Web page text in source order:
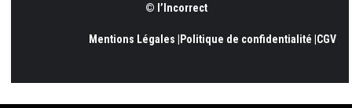
© l’Incorrect
Mentions Légales |Politique de confidentialité |CGV